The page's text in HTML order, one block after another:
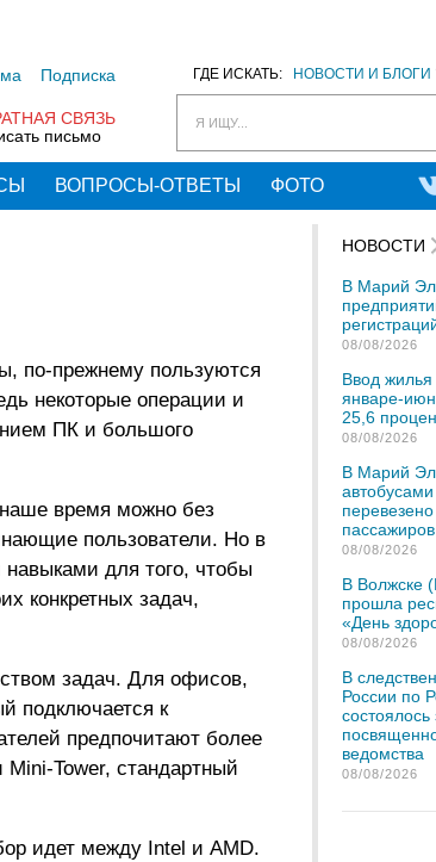
ГДЕ ИСКАТЬ: НОВОСТИ И БЛОГИ
Я ИЩУ...
Подписка
СВЯЗЬ
письмо
ВОПРОСЫ-ОТВЕТЫ ФОТО
по-прежнему пользуются
некоторые операции и
ПК и большого
время можно без
пользователи. Но в
для того, чтобы
конкретных задач,
задач. Для офисов,
подключается к
предпочитают более
Tower, стандартный
идет между Intel и AMD.
НОВОСТИ
В Марий Эл
08/08/2026
Ввод
январе-
25,6
08/08/2026
В Марий Эл
пассажиров
08/08/2026
В Волжске
прошла
«День
08/08/2026
В
России по
состоялось
ведомства
08/08/2026